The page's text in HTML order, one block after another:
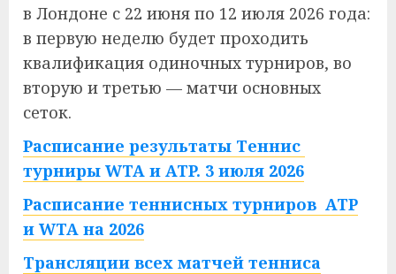
в Лондоне с 22 июня по 12 июля 2026 года:
в первую неделю будет проходить
квалификация одиночных турниров, во
вторую и третью — матчи основных
сеток.
Расписание результаты Теннис
турниры WTA и ATP. 3 июля 2026
Расписание теннисных турниров ATP
и WTA на 2026
Трансляции всех матчей тенниса